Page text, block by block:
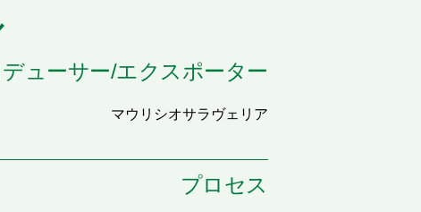
ューサー/エクスポーター
マウリシオサラヴェリア
プロセス